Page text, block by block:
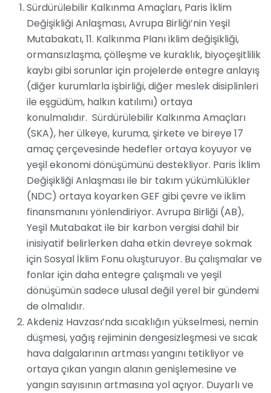
Sürdürülebilir Kalkınma Amaçları, Paris İklim
Değişikliği Anlaşması, Avrupa Birliği’nin Yeşil
Mutabakatı, 11. Kalkınma Planı iklim değişikliği,
ormansızlaşma, çölleşme ve kuraklık, biyoçeşitlilik
kaybı gibi sorunlar için projelerde entegre anlayış
(diğer kurumlarla işbirliği, diğer meslek disiplinleri
ile eşgüdüm, halkın katılımı) ortaya
konulmalıdır. Sürdürülebilir Kalkınma Amaçları
(SKA), her ülkeye, kuruma, şirkete ve bireye 17
amaç çerçevesinde hedefler ortaya koyuyor ve
yeşil ekonomi dönüşümünü destekliyor. Paris İklim
Değişikliği Anlaşması ile bir takım yükümlülükler
(NDC) ortaya koyarken GEF gibi çevre ve iklim
finansmanını yönlendiriyor. Avrupa Birliği (AB),
Yeşil Mutabakat ile bir karbon vergisi dahil bir
inisiyatif belirlerken daha etkin devreye sokmak
için Sosyal İklim Fonu oluşturuyor. Bu çalışmalar ve
fonlar için daha entegre çalışmalı ve yeşil
dönüşümün sadece ulusal değil yerel bir gündemi
de olmalıdır.
Akdeniz Havzası’nda sıcaklığın yükselmesi, nemin
düşmesi, yağış rejiminin dengesizleşmesi ve sıcak
hava dalgalarının artması yangını tetikliyor ve
ortaya çıkan yangın alanın genişlemesine ve
yangın sayısının artmasına yol açıyor. Duyarlı ve